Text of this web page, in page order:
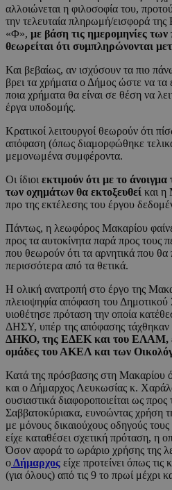
αλλοιώνεται η φιλοσοφία του,
την τελευταία πληρωμή/εισφορά
«Φ», με βάση τις ημερομηνίες
θεωρείται ότι συμπληρώνονται
Και βεβαίως, αν ισχύσουν τα πιο
βρει τα χρήματα ο Δήμος ώστε να τα
ποια χρήματα θα είναι σε θέση να
έργα υποδομής.
Κρατικοί λειτουργοί θεωρούν ότι
απόφαση (όπως διαμορφώθηκε
μεμονωμένα συμφέροντα.
Οι ίδιοι εκτιμούν ότι με το
των οχημάτων θα εκτοξευθεί και η
προ της εκτέλεσης του έργου
Πάντως, η λεωφόρος Μακαρίου
προς τα αυτοκίνητα παρά προς τους
που θεωρούν ότι τα αρνητικά που
περισσότερα από τα θετικά.
Η ολική ανατροπή στο έργο της
πλειοψηφία απόφαση του Δημοτικού
υιοθέτησε πρόταση την οποία
ΔΗΣΥ, υπέρ της απόφασης τάχθηκαν
ΔΗΚΟ, της ΕΔΕΚ και του ΕΛΑΜ,
ομάδες του ΑΚΕΛ και των
Κατά της πρόσβασης στη Μακαρίου
και ο Δήμαρχος Λευκωσίας κ.
ουσιαστικά διαφοροποιείται ως
Σαββατοκύριακα, ευνοώντας χρήση
με μόνους δικαιούχους οδηγούς
είχε καταθέσει σχετική πρόταση, η
Όσον αφορά το ωράριο χρήσης της
οΔήμαρχος είχε προτείνει όπως
(για όλους) από τις 9 το πρωί μέχρι